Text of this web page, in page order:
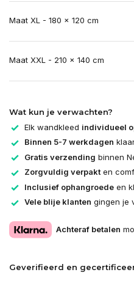
Maat XL - 180 x 120 cm
Maat XXL - 210 x 140 cm
Wat kun je verwachten?
Elk wandkleed individueel
Binnen 5-7 werkdagen
Gratis verzending binnen
Zorgvuldig verpakten
Inclusief ophangroede en
Vele blije klanten gingen je
Achteraf betalen
Geverifieerd en